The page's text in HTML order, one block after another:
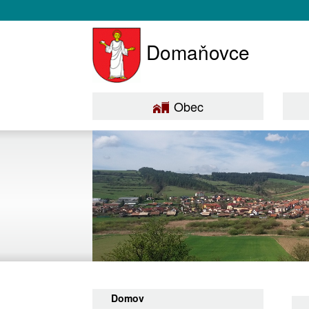
Domaňovce
Obec
Domov